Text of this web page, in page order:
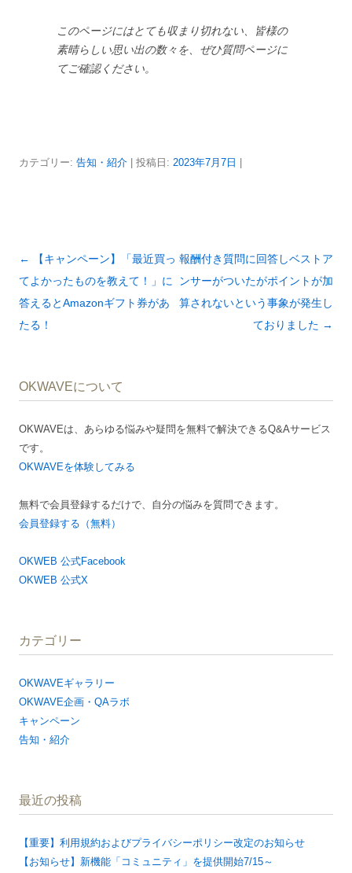
このページにはとても収まり切れない、皆様の
素晴らしい思い出の数々を、ぜひ質問ページに
てご確認ください。
カテゴリー: 告知・紹介 | 投稿日: 2023年7月7日
投
稿
ナ
ビ
シ
ン
←
【キャンペーン】「最近買っ
てよかったものを教えて！」に
答えるとAmazonギフト券があ
たる！
報酬付き質問に回答しベストア
ンサーがついたがポイントが加
算されないという事象が発生し
ておりました →
OKWAVEについて
OKWAVEは、あらゆる悩みや疑問を無料で解決できるQ&Aサービス
です。
OKWAVEを体験してみる
無料で会員登録するだけで、自分の悩みを質問できます。
会員登録する（無料）
OKWEB 公式Facebook
OKWEB 公式X
カテゴリー
OKWAVEギャラリー
OKWAVE企画・QAラボ
キャンペーン
告知・紹介
最近の投稿
【重要】利用規約およびプライバシーポリシー改定のお知らせ
【お知らせ】新機能「コミュニティ」を提供開始7/15～